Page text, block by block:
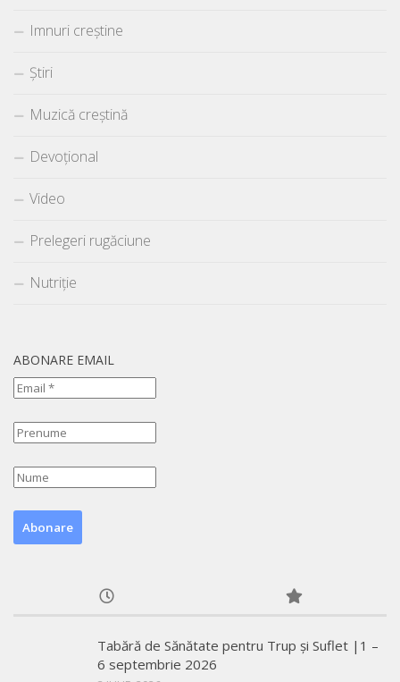
Imnuri creștine
Știri
Muzică creștină
Devoțional
Video
Prelegeri rugăciune
Nutriție
ABONARE EMAIL
Tabără de Sănătate pentru Trup și Suflet |1 –
6 septembrie 2026